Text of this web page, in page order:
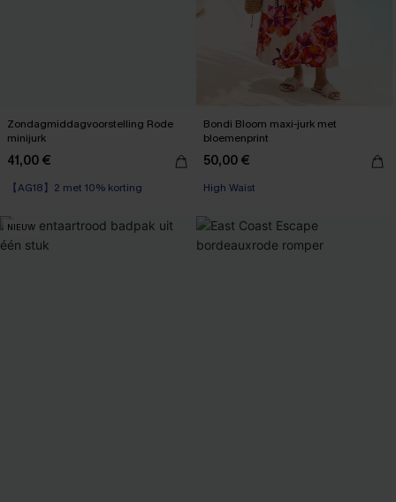
Zondagmiddagvoorstelling Rode
minijurk
41,00 €
【AG18】2 met 10% korting
Bondi Bloom maxi-jurk met
bloemenprint
50,00 €
【AG18】2 met 10% korting
High Waist
NIEUW